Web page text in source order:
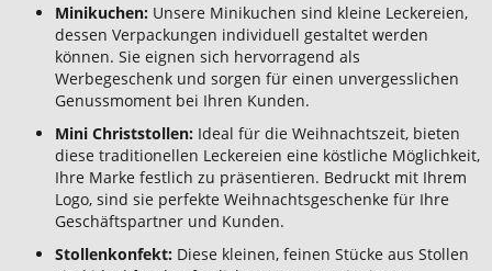
Minikuchen: Unsere Minikuchen sind kleine Leckereien,
dessen Verpackungen individuell gestaltet werden
können. Sie eignen sich hervorragend als
Werbegeschenk und sorgen für einen unvergesslichen
Genussmoment bei Ihren Kunden.
Mini Christstollen: Ideal für die Weihnachtszeit, bieten
diese traditionellen Leckereien eine köstliche Möglichkeit,
Ihre Marke festlich zu präsentieren. Bedruckt mit Ihrem
Logo, sind sie perfekte Weihnachtsgeschenke für Ihre
Geschäftspartner und Kunden.
Stollenkonfekt: Diese kleinen, feinen Stücke aus Stollen